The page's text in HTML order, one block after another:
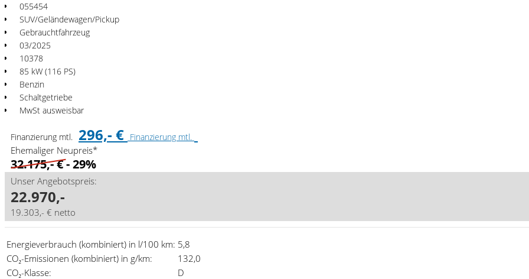
055454
SUV/Geländewagen/Pickup
Gebrauchtfahrzeug
03/2025
10378
85 kW (116 PS)
Benzin
Schaltgetriebe
MwSt ausweisbar
Finanzierung mtl. 296,- € Finanzierung mtl.
Ehemaliger Neupreis*
32.175,- €- 29%
Unser Angebotspreis:
22.970,-
19.303,- € netto
Energieverbrauch (kombiniert) in l/100 km: 5,8
CO₂-Emissionen (kombiniert) in g/km:
132,0
CO₂-Klasse:
D